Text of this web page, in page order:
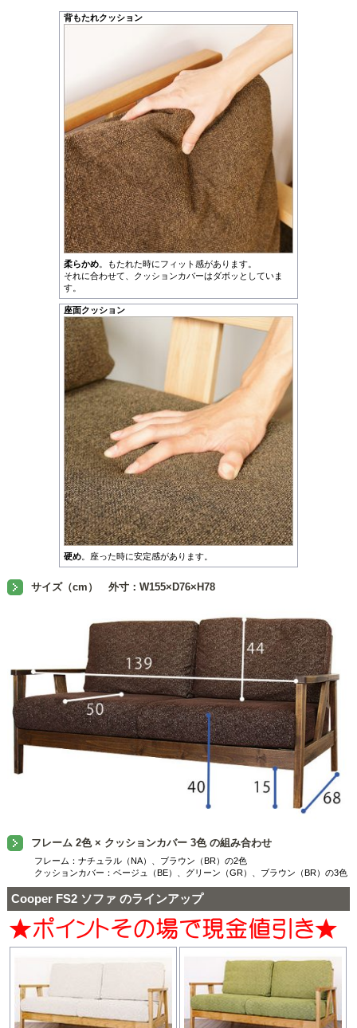
背もたれクッション
柔らかめ。もたれた時にフィット感があります。
それに合わせて、クッションカバーはダボッとしていま
す。
座面クッション
硬め。座った時に安定感があります。
サイズ（cm） 外寸：W155×D76×H78
フレーム 2色 × クッションカバー 3色 の組み合わせ
フレーム：ナチュラル（NA）、ブラウン（BR）の2色
クッションカバー：ベージュ（BE）、グリーン（GR）、ブラウン（BR）の3色
Cooper FS2 ソファ のラインアップ